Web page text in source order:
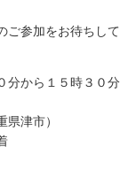
ご参加をお待ちして
分から１５時３０分
津市）